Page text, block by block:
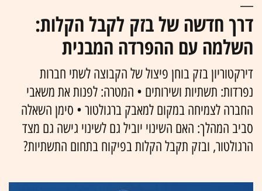
דרך חדשה של בזק לקבל הקלות:
השלמה עם ההפרדה המבנית
דירקטוריון בזק בוחן פיצול של הקבוצה לשתי חברות
נפרדות: תשתיות ושירותים • המטרה: לפנות את משאבי
החברה לצמיחה במקום למאבק ברגולטור • סימן השאלה
סביב המהלך: האם השינוי יוביל גם לשינוי גישה גם מצד
הרגולטור, ובזק תקבל הקלות בפיקוח בתחום התשתיות?